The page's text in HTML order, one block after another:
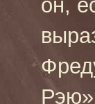
он,